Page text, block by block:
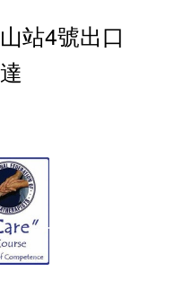
站4號出口